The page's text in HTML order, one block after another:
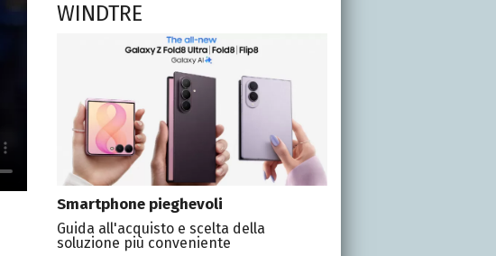
WINDTRE
Smartphone pieghevoli
Guida all'acquisto e scelta della
soluzione più conveniente